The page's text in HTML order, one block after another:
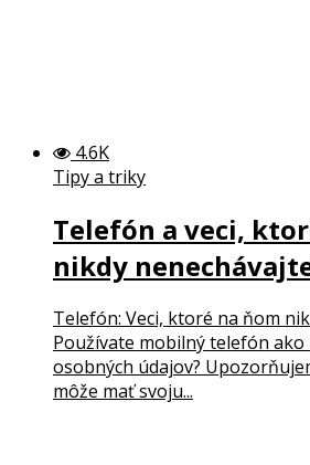
4.6K
Tipy a triky
Telefón a veci,
nikdy
Telefón: Veci, ktoré na ňom
Používate mobilný telefón ako
osobných údajov?
môže mať svoju...